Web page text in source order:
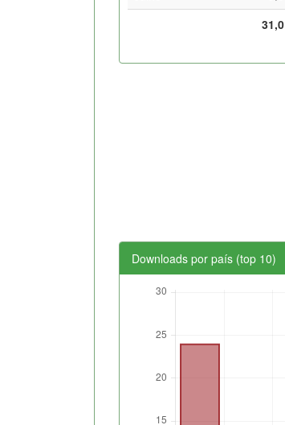
31,0
Downloads por país (top 10)